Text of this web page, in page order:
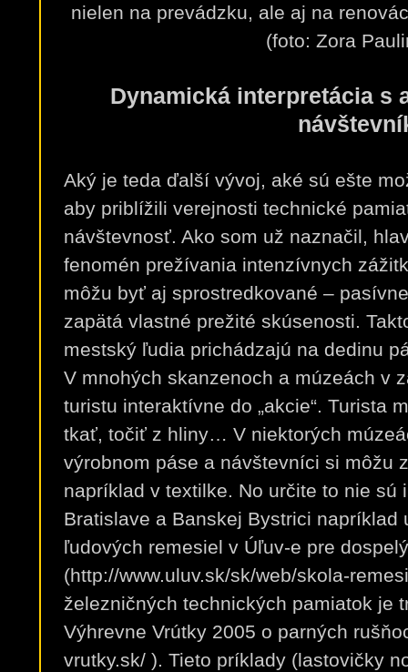
nielen na prevádzku, ale aj na
(foto: Zora
Dynamická interpretácia s
Aký je teda ďalší vývoj, aké sú ešte
aby priblížili verejnosti technické
návštevnosť. Ako som už naznačil,
fenomén prežívania intenzívnych
môžu byť aj sprostredkované –
zapätá vlastné prežité skúsenosti.
mestský ľudia prichádzajú na dedinu
V mnohých skanzenoch a múzeách v
turistu interaktívne do „akcie“. Turista
tkať, točiť z hliny… V niektorých
výrobnom páse a návštevníci si môžu
napríklad v textilke. No určite to nie sú
Bratislave a Banskej Bystrici napríklad
ľudových remesiel v Úľuv-e pre
(http://www.uluv.sk/sk/web/skola-
železničných technických pamiatok je
Výhrevne Vrútky 2005 o parných
vrutky.sk/ ). Tieto príklady (lastovičky